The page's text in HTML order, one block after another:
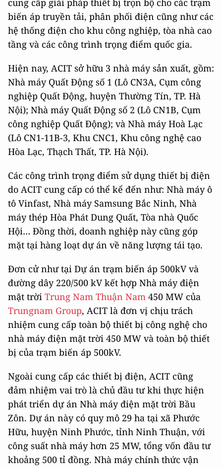
cung cấp giải pháp thiết bị trọn bộ cho các trạm
biến áp truyền tải, phân phối điện cũng như các
hệ thống điện cho khu công nghiệp, tòa nhà cao
tầng và các công trình trọng điểm quốc gia.
Hiện nay, ACIT sở hữu 3 nhà máy sản xuất, gồm:
Nhà máy Quất Động số 1 (Lô CN3A, Cụm công
nghiệp Quất Động, huyện Thường Tín, TP. Hà
Nội); Nhà máy Quất Động số 2 (Lô CN1B, Cụm
công nghiệp Quất Động); và Nhà máy Hoà Lạc
(Lô CN1-11B-3, Khu CNC1, Khu công nghệ cao
Hòa Lạc, Thạch Thất, TP. Hà Nội).
Các công trình trọng điểm sử dụng thiết bị điện
do ACIT cung cấp có thể kể đến như: Nhà máy ô
tô Vinfast, Nhà máy Samsung Bắc Ninh, Nhà
máy thép Hòa Phát Dung Quất, Tòa nhà Quốc
Hội… Đồng thời, doanh nghiệp này cũng góp
mặt tại hàng loạt dự án về năng lượng tái tạo.
Đơn cử như tại Dự án trạm biến áp 500kV và
đường dây 220/500 kV kết hợp Nhà máy điện
mặt trời Trung Nam Thuận Nam 450 MW của
Trungnam Group, ACIT là đơn vị chịu trách
nhiệm cung cấp toàn bộ thiết bị công nghệ cho
nhà máy điện mặt trời 450 MW và toàn bộ thiết
bị của trạm biến áp 500kV.
Ngoài cung cấp các thiết bị điện, ACIT cũng
đảm nhiệm vai trò là chủ đầu tư khi thực hiện
phát triển dự án Nhà máy điện mặt trời Bầu
Zôn. Dự án này có quy mô 29 ha tại xã Phước
Hữu, huyện Ninh Phước, tỉnh Ninh Thuận, với
công suất nhà máy hơn 25 MW, tổng vốn đầu tư
khoảng 500 tỉ đồng. Nhà máy chính thức vận